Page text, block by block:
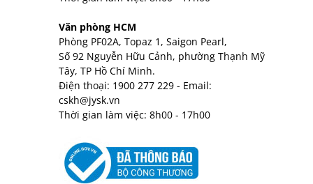
Văn phòng HCM
Phòng PF02A, Topaz 1, Saigon Pearl,
Số 92 Nguyễn Hữu Cảnh, phường Thạnh Mỹ
Tây, TP Hồ Chí Minh.
Điện thoại: 1900 277 229- Email:
cskh@jysk.vn
Thời gian làm việc: 8h00 - 17h00